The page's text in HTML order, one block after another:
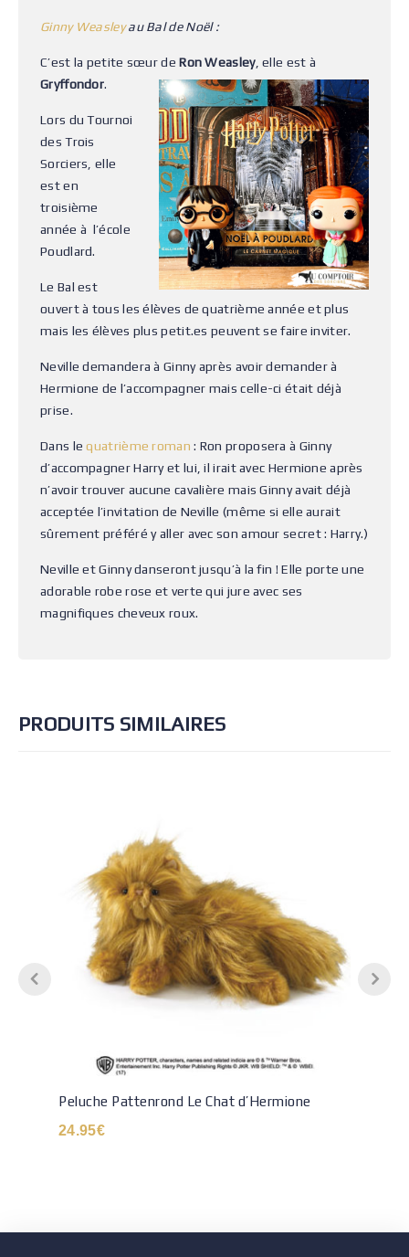
Ginny Weasleyau Bal de Noël :
C’est la petite sœur deRon Weasley, elle est à
Gryffondor.
Lors du Tournoi
des Trois
Sorciers, elle
est en
troisième
année à l’école
Poudlard.
Le Bal est
ouvert à tous les élèves de quatrième année et plus
mais les élèves plus petit.es peuvent se faire inviter.
Neville demandera à Ginny après avoir demander à
Hermione de l’accompagner mais celle-ci était déjà
prise.
Dans lequatrième roman : Ron proposera à Ginny
d’accompagner Harry et lui, il irait avec Hermione après
n’avoir trouver aucune cavalière mais Ginny avait déjà
acceptée l’invitation de Neville (même si elle aurait
sûrement préféré y aller avec son amour secret : Harry.)
Neville et Ginny danseront jusqu’à la fin ! Elle porte une
adorable robe rose et verte qui jure avec ses
magnifiques cheveux roux.
PRODUITS SIMILAIRES
Peluche Pattenrond Le Chat d’Hermione
24.95€